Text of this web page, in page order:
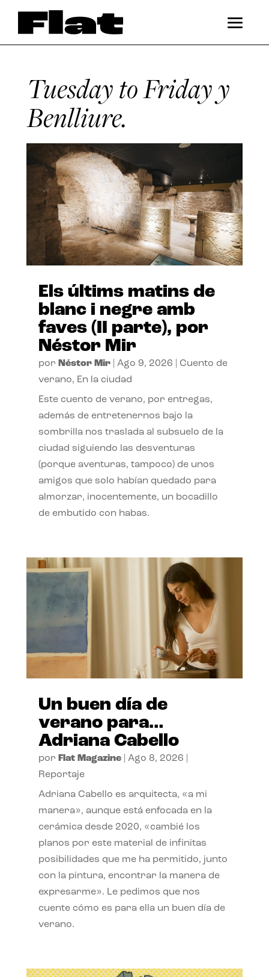
Tuesday to Friday y
Benlliure.
Els últims matins de
blanc i negre amb
faves (II parte), por
Néstor Mir
por Néstor Mir| Ago 9, 2026
Cuento de
verano, En la ciudad
Este cuento de verano, por entregas,
además de entretenernos bajo la
sombrilla nos traslada al subsuelo de la
ciudad siguiendo las desventuras
(porque aventuras, tampoco) de unos
amigos que solo habían quedado para
almorzar, inocentemente, un bocadillo
de embutido con habas.
Un buen día de
verano para…
Adriana Cabello
por Flat Magazine| Ago 8, 2026
Reportaje
Adriana Cabello es arquitecta, «a mi
manera», aunque está enfocada en la
cerámica desde 2020, «cambié los
planos por este material de infinitas
posibilidades que me ha permitido, junto
con la pintura, encontrar la manera de
expresarme». Le pedimos que nos
cuente cómo es para ella un buen día de
verano.